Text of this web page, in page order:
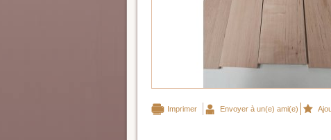
Imprimer Envoyer à un(e) ami(e)